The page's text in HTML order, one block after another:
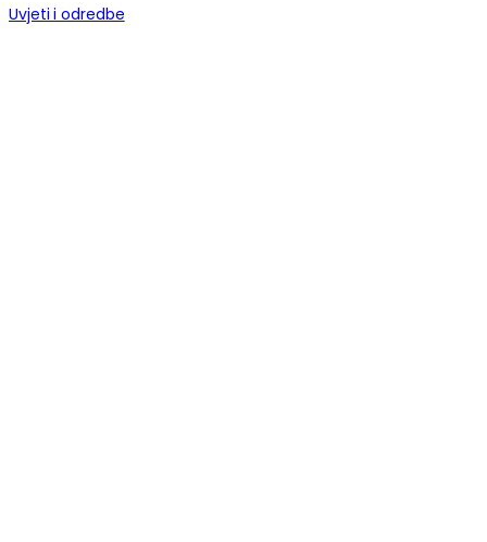
Uvjeti i odredbe